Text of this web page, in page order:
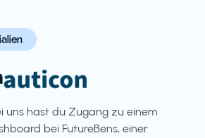
uns hast du Zugang zu einem
bei FutureBens, einer